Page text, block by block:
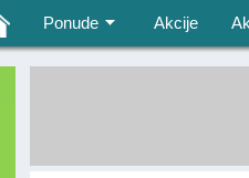
Ponude Akcije